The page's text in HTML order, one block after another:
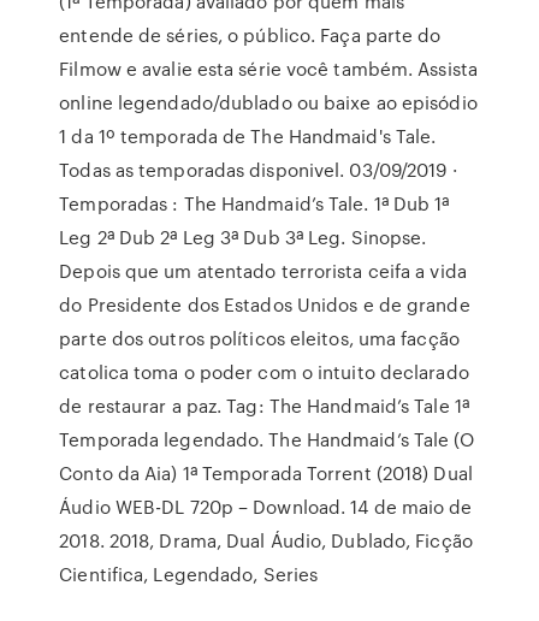
entende de séries, o público. Faça parte do
Filmow e avalie esta série você também. Assista
online legendado/dublado ou baixe ao episódio
1 da 1º temporada de The Handmaid's Tale.
Todas as temporadas disponivel. 03/09/2019 ·
Temporadas : The Handmaid’s Tale. 1ª Dub 1ª
Leg 2ª Dub 2ª Leg 3ª Dub 3ª Leg. Sinopse.
Depois que um atentado terrorista ceifa a vida
do Presidente dos Estados Unidos e de grande
parte dos outros políticos eleitos, uma facção
catolica toma o poder com o intuito declarado
de restaurar a paz. Tag: The Handmaid’s Tale 1ª
Temporada legendado. The Handmaid’s Tale (O
Conto da Aia) 1ª Temporada Torrent (2018) Dual
Áudio WEB-DL 720p – Download. 14 de maio de
2018. 2018, Drama, Dual Áudio, Dublado, Ficção
Cientifica, Legendado, Series